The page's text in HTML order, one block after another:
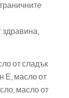
здравина,
от сладък
Е, масло от
масло от